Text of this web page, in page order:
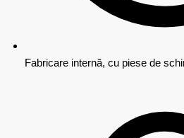
Fabricare internă, cu piese de